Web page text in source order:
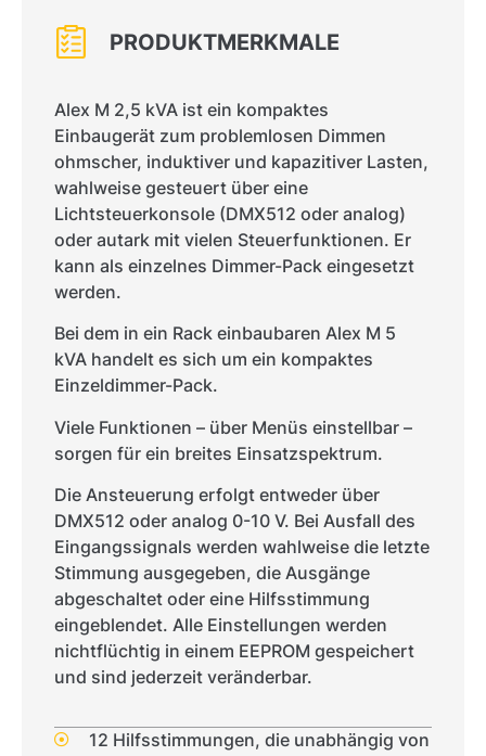
PRODUKTMERKMALE
Alex M 2,5 kVA ist ein kompaktes
Einbaugerät zum problemlosen Dimmen
ohmscher, induktiver und kapazitiver Lasten,
wahlweise gesteuert über eine
Lichtsteuerkonsole (DMX512 oder analog)
oder autark mit vielen Steuerfunktionen. Er
kann als einzelnes Dimmer-Pack eingesetzt
werden.
Bei dem in ein Rack einbaubaren Alex M 5
kVA handelt es sich um ein kompaktes
Einzeldimmer-Pack.
Viele Funktionen – über Menüs einstellbar –
sorgen für ein breites Einsatzspektrum.
Die Ansteuerung erfolgt entweder über
DMX512 oder analog 0-10 V. Bei Ausfall des
Eingangssignals werden wahlweise die letzte
Stimmung ausgegeben, die Ausgänge
abgeschaltet oder eine Hilfsstimmung
eingeblendet. Alle Einstellungen werden
nichtflüchtig in einem EEPROM gespeichert
und sind jederzeit veränderbar.
12 Hilfsstimmungen, die unabhängig von